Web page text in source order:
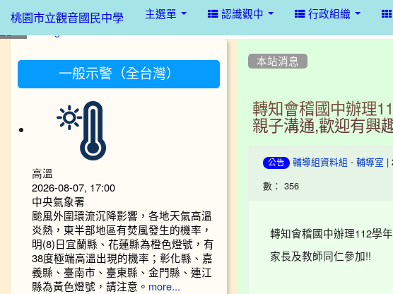
桃園市立觀音國民中學 主選單 認識觀中 行政組織
本站消息
轉知會稽國中辦理
親子溝通,歡迎有興
公告 輔導組資料組 - 輔導室 |
數： 356
轉知會稽國中辦理112學
家長及教師同仁參加!!
一般示警（全台灣）
高溫
2026-08-07, 17:00
中央氣象署
颱風外圍環流沉降影響，各地天氣高溫
炎熱，東半部地區有焚風發生的機率，
明(8)日宜蘭縣、花蓮縣為橙色燈號，有
38度極端高溫出現的機率；彰化縣、嘉
義縣、臺南市、臺東縣、金門縣、連江
縣為黃色燈號，請注意。 more...